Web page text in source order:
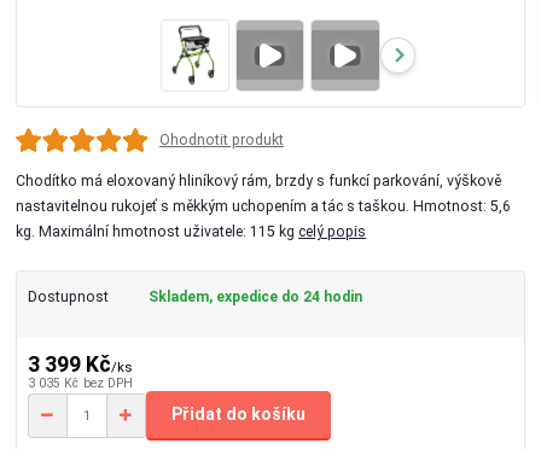
Ohodnotit produkt
Chodítko má eloxovaný hliníkový rám, brzdy s funkcí parkování, výškově
nastavitelnou rukojeť s měkkým uchopením a tác s taškou. Hmotnost: 5,6
kg. Maximální hmotnost uživatele: 115 kgcelý popis
Dostupnost Skladem, expedice do 24 hodin
3 399 Kč/ks
3 035 Kč bez DPH
Přidat do košíku